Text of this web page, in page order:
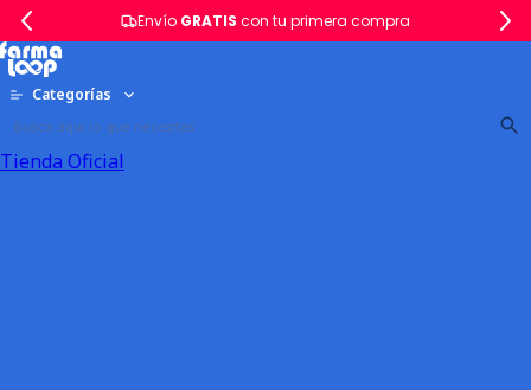
Envío GRATIS con tu primera compra
Categorías
Tienda Oficial